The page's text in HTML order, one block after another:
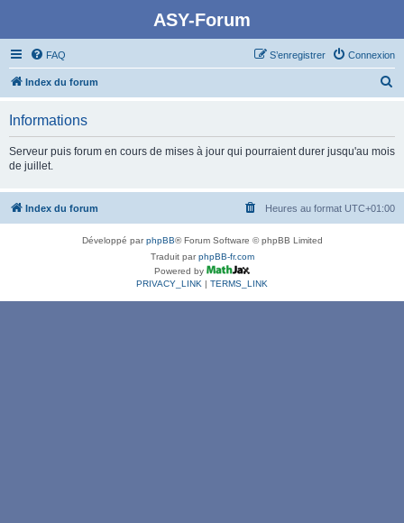
ASY-Forum
FAQ Connexion
S’enregistrer
Index du forum
c
Informations
Serveur puis forum en cours de mises à jour qui pourraient durer jusqu'au mois
de juillet.
Index du forum Heures au format UTC+01:00
Développé parphpBB® Forum Software © phpBB Limited
Traduit parphpBB-fr.com
Powered by
PRIVACY_LINK | TERMS_LINK